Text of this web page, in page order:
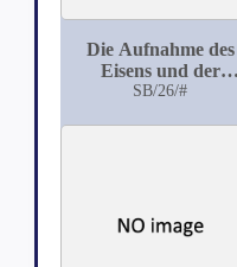
Die Aufnahme des
Eisens und der
Eisengehalt der Milz
SB/26/#